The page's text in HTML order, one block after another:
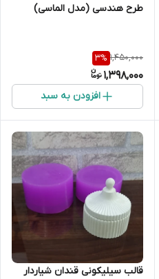
طرح هندسی (مدل الماسی)
1,450,000
3%
1,398,000
افزودن به سبد
قالب سیلیکونی قندان شیاردار